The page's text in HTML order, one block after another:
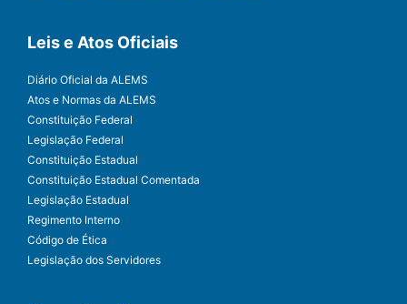
Leis e Atos Oficiais
Diário Oficial da ALEMS
Atos e Normas da ALEMS
Constituição Federal
Legislação Federal
Constituição Estadual
Constituição Estadual Comentada
Legislação Estadual
Regimento Interno
Código de Ética
Legislação dos Servidores